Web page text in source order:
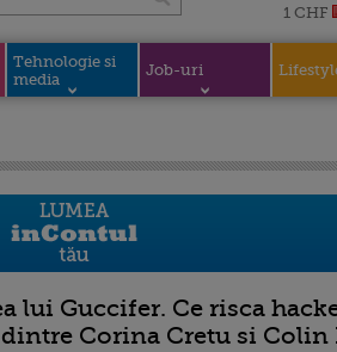
1 CHF
Tehnologie si
media
Job-uri
lui Guccifer. Ce risca
Corina Cretu si Colin